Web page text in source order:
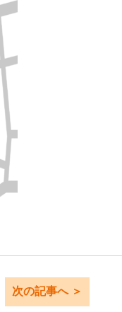
次の記事へ ＞